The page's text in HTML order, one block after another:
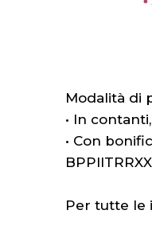
Modalità di
• In
• Con
Per tutte le